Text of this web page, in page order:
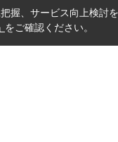
握、サービス向上検討
をご確認ください。